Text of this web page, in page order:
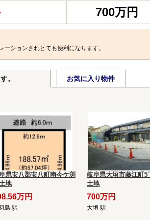
700万円
ションされとても便利になります。
。 お気に入り物件
県安八郡安八町南今ケ渕
地
万円
島 駅
岐阜県大垣市藤江町5
土地
700万円
大垣 駅